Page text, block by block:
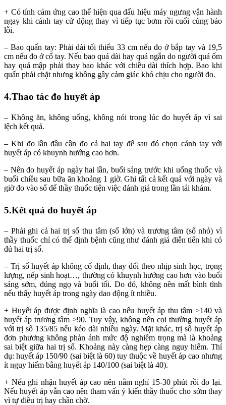
+ Có tính cảm ứng cao thể hiện qua dấu hiệu máy ngưng vận hành
ngay khi cánh tay cử động thay vì tiếp tục bơm rồi cuối cùng báo
lỗi.
– Bao quấn tay: Phải dài tối thiểu 33 cm nếu đo ở bắp tay và 19,5
cm nếu đo ở cổ tay. Nếu bao quá dài hay quá ngắn do người quá ốm
hay quá mập phải thay bao khác với chiều dài thích hợp. Bao khi
quấn phải chặt nhưng không gây cảm giác khó chịu cho người đo.
4.Thao tác đo huyết áp
– Không ăn, không uống, không nói trong lúc đo huyết áp vì sai
lệch kết quả.
– Khi đo lần đầu cần đo cả hai tay để sau đó chọn cánh tay với
huyết áp có khuynh hướng cao hơn.
– Nên đo huyết áp ngày hai lần, buổi sáng trước khi uống thuốc và
buổi chiều sau bữa ăn khoảng 1 giờ. Ghi tất cả kết quả với ngày và
giờ đo vào sổ để thầy thuốc tiện việc đánh giá trong lần tái khám.
5.Kết quả đo huyết áp
– Phải ghi cả hai trị số thu tâm (số lớn) và trương tâm (số nhỏ) vì
thầy thuốc chỉ có thể định bệnh cũng như đánh giá diễn tiến khi có
đủ hai trị số.
– Trị số huyết áp không cố định, thay đổi theo nhịp sinh học, trọng
lượng, nếp sinh hoạt…, thường có khuynh hướng cao hơn vào buổi
sáng sớm, đúng ngọ và buổi tối. Do đó, không nên mất bình tĩnh
nếu thấy huyết áp trong ngày dao động ít nhiều.
+ Huyết áp được định nghĩa là cao nếu huyết áp thu tâm >140 và
huyết áp trương tâm >90. Tuy vậy, không nên coi thường huyết áp
với trị số 135/85 nếu kéo dài nhiều ngày. Mặt khác, trị số huyết áp
đơn phương không phản ánh mức độ nghiêm trọng mà là khoảng
sai biệt giữa hai trị số. Khoảng này càng hẹp càng nguy hiểm. Thí
dụ: huyết áp 150/90 (sai biệt là 60) tuy thuộc về huyết áp cao nhưng
ít nguy hiểm bằng huyết áp 140/100 (sai biệt là 40).
+ Nếu ghi nhận huyết áp cao nên nằm nghỉ 15-30 phút rồi đo lại.
Nếu huyết áp vẫn cao nên tham vấn ý kiến thầy thuốc cho sớm thay
vì tự điều trị hay chần chờ.